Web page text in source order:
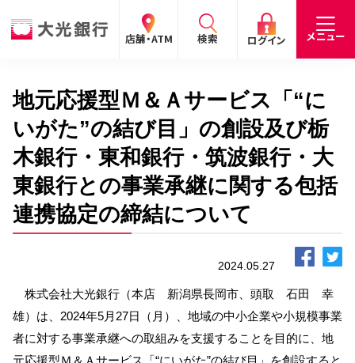
店舗・ATM 検索 ログイン メニュー
閉じる
手数料 預金金利 お問合わせ
個人の
お客さま
法人の
お客さま
企業・
IR情報
採用
閉じる
個人のお客さま
たいこうパーソナルe-バンキング
サービスのご案内 ログイン
（デビットカードをご利用のお客さま向け）
サービスのご案内 ログイン
たいこうインターネット投信
閉じる
地元応援型Ｍ＆Ａサービス「“に
いがた”の結び目」の創設及び栃
木銀行・東和銀行・筑波銀行・大
東銀行との事業承継に関する包括
連携協定の締結について
2024.05.27
株式会社大光銀行（本店 新潟県長岡市、頭取 石田 幸
雄）は、2024年5月27日（月）、地域の中小企業や小規模事業
者に対する事業承継への取組みを支援することを目的に、地
元応援型Ｍ＆Ａサービス「“にいがた”の結び目」を創設すると